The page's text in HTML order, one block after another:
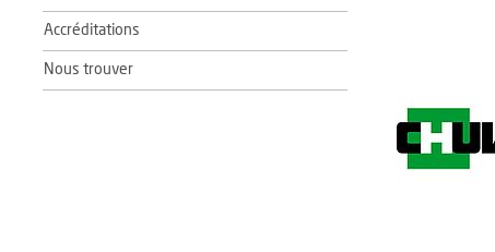
Accréditations
Nous trouver